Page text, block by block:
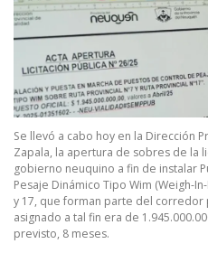
Se llevó a cabo hoy en la Dirección
Zapala, la apertura de sobres de la
gobierno neuquino a fin de instalar
Pesaje Dinámico Tipo Wim (Weigh-
y 17, que forman parte del
asignado a tal fin era de
previsto, 8 meses.